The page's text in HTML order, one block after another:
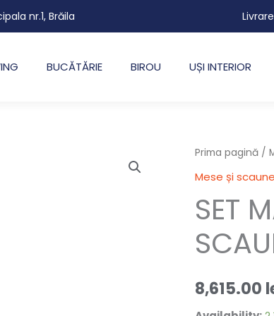
nr.1, Brăila
BUCĂTĂRIE BIROU UȘI INTERIOR
Prima pagină /
Mese și scaune
SET
8,615.00
Cantitate
SET
ZURICH
6
BERLIN